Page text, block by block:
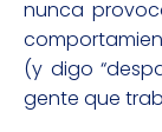
nunca
(y digo
gente que